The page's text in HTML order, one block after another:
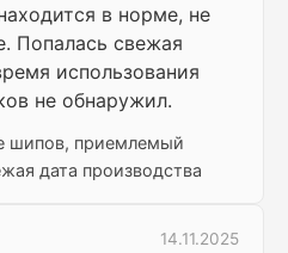
в норме, не
Попалась свежая
использования
не обнаружил.
шипов, приемлемый
дата производства
14.11.2025